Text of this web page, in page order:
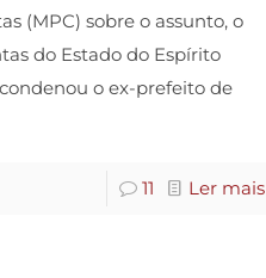
(MPC) sobre o assunto, o
do Estado do Espírito
condenou o ex-prefeito de
11 Ler mais